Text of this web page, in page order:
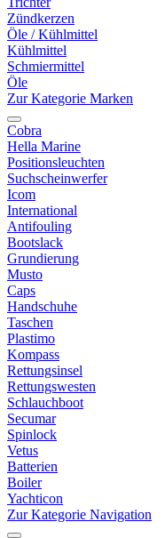
Zündkerzen
Öle / Kühlmittel
Kühlmittel
Schmiermittel
Öle
Zur Kategorie Marken
Cobra
Hella Marine
Positionsleuchten
Suchscheinwerfer
Icom
International
Antifouling
Bootslack
Grundierung
Musto
Caps
Handschuhe
Taschen
Plastimo
Kompass
Rettungsinsel
Rettungswesten
Schlauchboot
Secumar
Spinlock
Vetus
Batterien
Boiler
Yachticon
Zur Kategorie Navigation